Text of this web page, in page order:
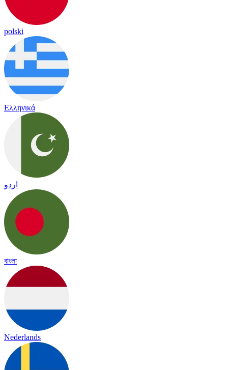
polski
Ελληνικά
اردو
বাংলা
Nederlands